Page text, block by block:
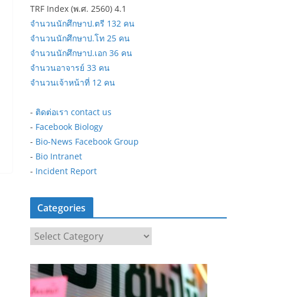
TRF Index (พ.ศ. 2560) 4.1
จำนวนนักศึกษาป.ตรี 132 คน
จำนวนนักศึกษาป.โท 25 คน
จำนวนนักศึกษาป.เอก 36 คน
จำนวนอาจารย์ 33 คน
จำนวนเจ้าหน้าที่ 12 คน
- ติดต่อเรา contact us
- Facebook Biology
- Bio-News Facebook Group
- Bio Intranet
- Incident Report
Categories
a
t
e
g